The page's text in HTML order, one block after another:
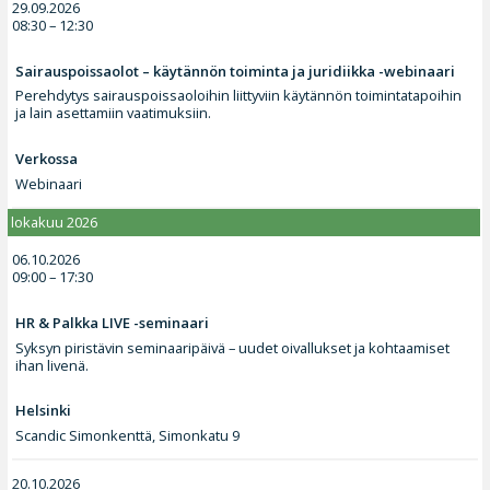
29.09.2026
08:30 – 12:30
Sairauspoissaolot – käytännön toiminta ja juridiikka -webinaari
Perehdytys sairauspoissaoloihin liittyviin käytännön toimintatapoihin
ja lain asettamiin vaatimuksiin.
Verkossa
Webinaari
lokakuu 2026
06.10.2026
09:00 – 17:30
HR & Palkka LIVE -seminaari
Syksyn piristävin seminaaripäivä – uudet oivallukset ja kohtaamiset
ihan livenä.
Helsinki
Scandic Simonkenttä, Simonkatu 9
20.10.2026